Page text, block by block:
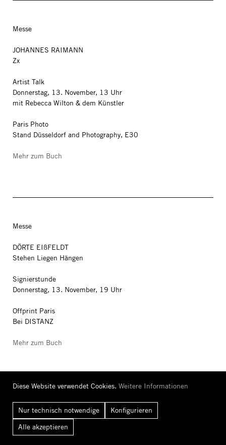
Messe
JOHANNES RAIMANN
Zx
Artist Talk
Donnerstag, 13. November, 13 Uhr
mit Rebecca Wilton & dem Künstler
Paris Photo
Stand Düsseldorf and Photography, E30
Mehr zum Buch
Messe
DÖRTE EIßFELDT
Stehen Liegen Hängen
Signierstunde
Donnerstag, 13. November, 19 Uhr
Offprint Paris
Bei DISTANZ
Mehr zum Buch
Booklaunch
GECKELER MICHELS
Diese Website verwendet Cookies. Weitere Informationen
Nur technisch notwendige
Konfigurieren
Alle akzeptieren